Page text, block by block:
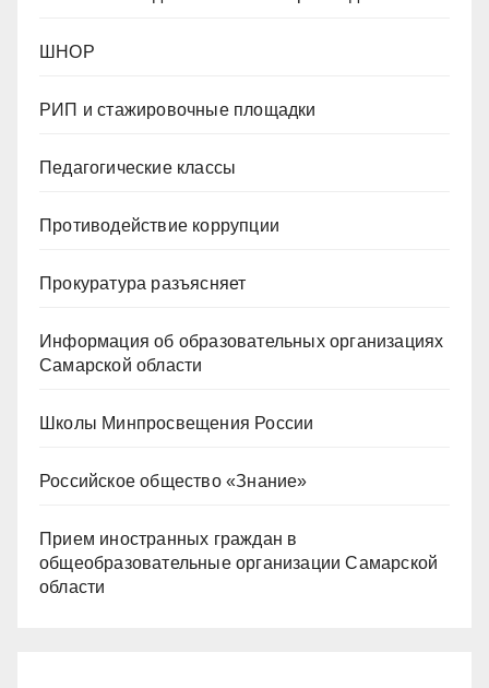
ШНОР
РИП и стажировочные площадки
Педагогические классы
Противодействие коррупции
Прокуратура разъясняет
Информация об образовательных организациях
Самарской области
Школы Минпросвещения России
Российское общество «Знание»
Прием иностранных граждан в
общеобразовательные организации Самарской
области